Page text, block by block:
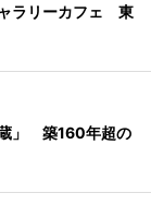
ラリーカフェ 東
」 築160年超の